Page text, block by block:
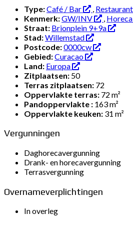
Type:Café / Bar
Restaurant
Kenmerk:GW/INV
Straat: Brionplein 9+9a
Stad:Willemstad
Postcode:0000cw
Gebied:Curacao
Land: Europa
Zitplaatsen: 50
Terras zitplaatsen: 72
Oppervlakte terras: 72 m²
Pandoppervlakte : 163 m²
Oppervlakte keuken: 31 m²
Vergunningen
Daghorecavergunning
Drank- en horecavergunning
Terrasvergunning
Overnameverplichtingen
In overleg